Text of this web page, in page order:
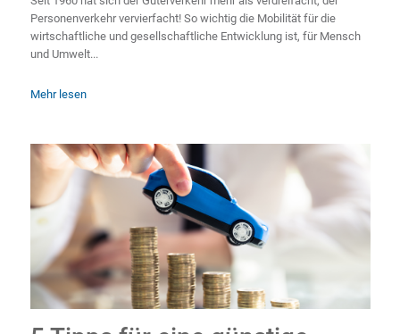
Personenverkehr vervierfacht! So wichtig die Mobilität für die
wirtschaftliche und gesellschaftliche Entwicklung ist, für Mensch
und Umwelt...
Mehr lesen